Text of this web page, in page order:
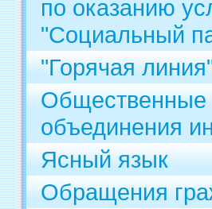
по оказанию
"Социальный
"Горячая
Общественные
объединения
Ясный язык
Обращения